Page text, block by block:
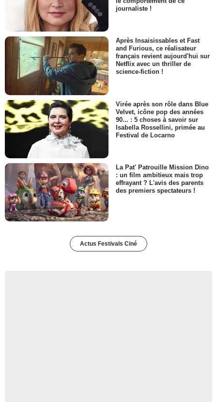
journaliste !
Après Insaisissables et Fast
and Furious, ce réalisateur
français revient aujourd'hui sur
Netflix avec un thriller de
science-fiction !
Virée après son rôle dans Blue
Velvet, icône pop des années
90... : 5 choses à savoir sur
Isabella Rossellini, primée au
Festival de Locarno
La Pat' Patrouille Mission Dino
: un film ambitieux mais trop
effrayant ? L'avis des parents
des premiers spectateurs !
Actus Festivals Ciné